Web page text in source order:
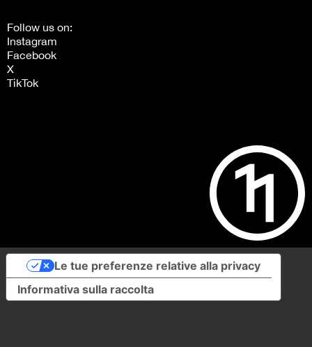
Follow us on:
Instagram
Facebook
X
TikTok
Informativa sulla raccolta
Le tue preferenze relative alla privacy